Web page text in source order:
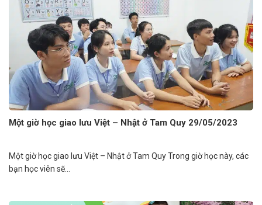
Một giờ học giao lưu Việt – Nhật ở Tam Quy 29/05/2023
Một giờ học giao lưu Việt – Nhật ở Tam Quy Trong giờ học này, các
bạn học viên sẽ...